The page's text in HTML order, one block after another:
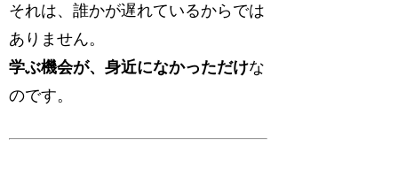
それは、誰かが遅れているからでは
ありません。
学ぶ機会が、身近になかっただけな
のです。